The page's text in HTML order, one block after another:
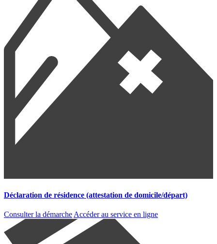
Déclaration de résidence (attestation de domicile/départ)
Consulter la démarche Accéder au service en ligne